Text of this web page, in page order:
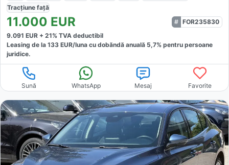
Tracțiune față
11.000 EUR
FOR235830
9.091 EUR + 21% TVA deductibil
Leasing de la 133 EUR/luna cu dobăndă anuală 5,7% pentru persoane
juridice.
Sună WhatsApp Mesaj Favorite